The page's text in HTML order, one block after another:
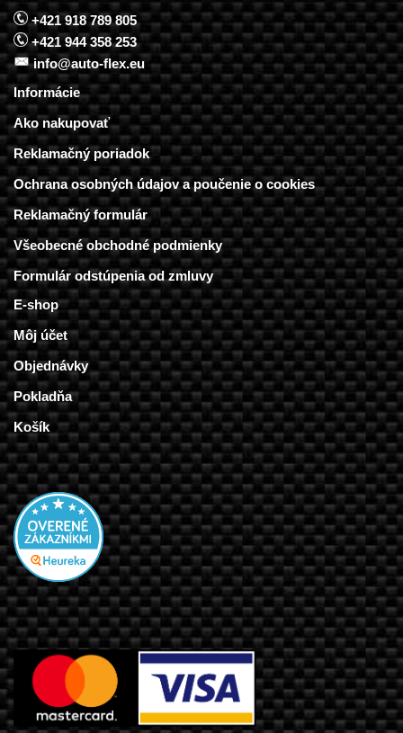
+421 918 789 805
+421 944 358 253
info@auto-flex.eu
Informácie
Ako nakupovať
Reklamačný poriadok
Ochrana osobných údajov a poučenie o cookies
Reklamačný formulár
Všeobecné obchodné podmienky
Formulár odstúpenia od zmluvy
E-shop
Môj účet
Objednávky
Pokladňa
Košík